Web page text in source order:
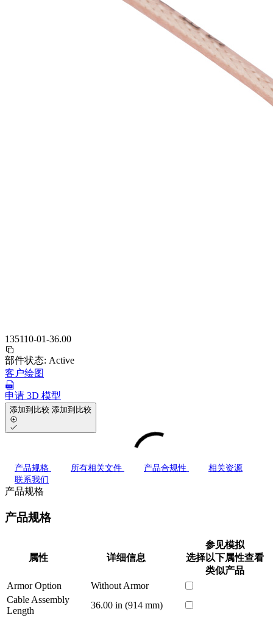
135110-01-36.00
部件状态: Active
客户绘图
申请 3D 模型
添加到比较 添加到比较
产品规格 所有相关文件 产品合规性
相关资源
联系我们
产品规格
产品规格
属性 详细信息
参见模拟
选择以下属性查看
类似产品
Armor Option
Without Armor
Cable Assembly
Length
36.00 in (914 mm)